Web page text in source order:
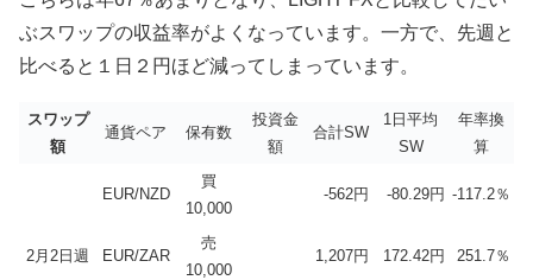
ぶスワップの収益率がよくなっています。一方で、先週と
比べると１日２円ほど減ってしまっています。
スワップ
額
通貨ペア 保有数
投資金
額
合計SW
1日平均
SW
年率換
算
2月2日週
EUR/NZD
買
10,000
-562円 -80.29円 -117.2％
EUR/ZAR
売
10,000
1,207円 172.42円 251.7％